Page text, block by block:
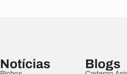
Notícias Blogs